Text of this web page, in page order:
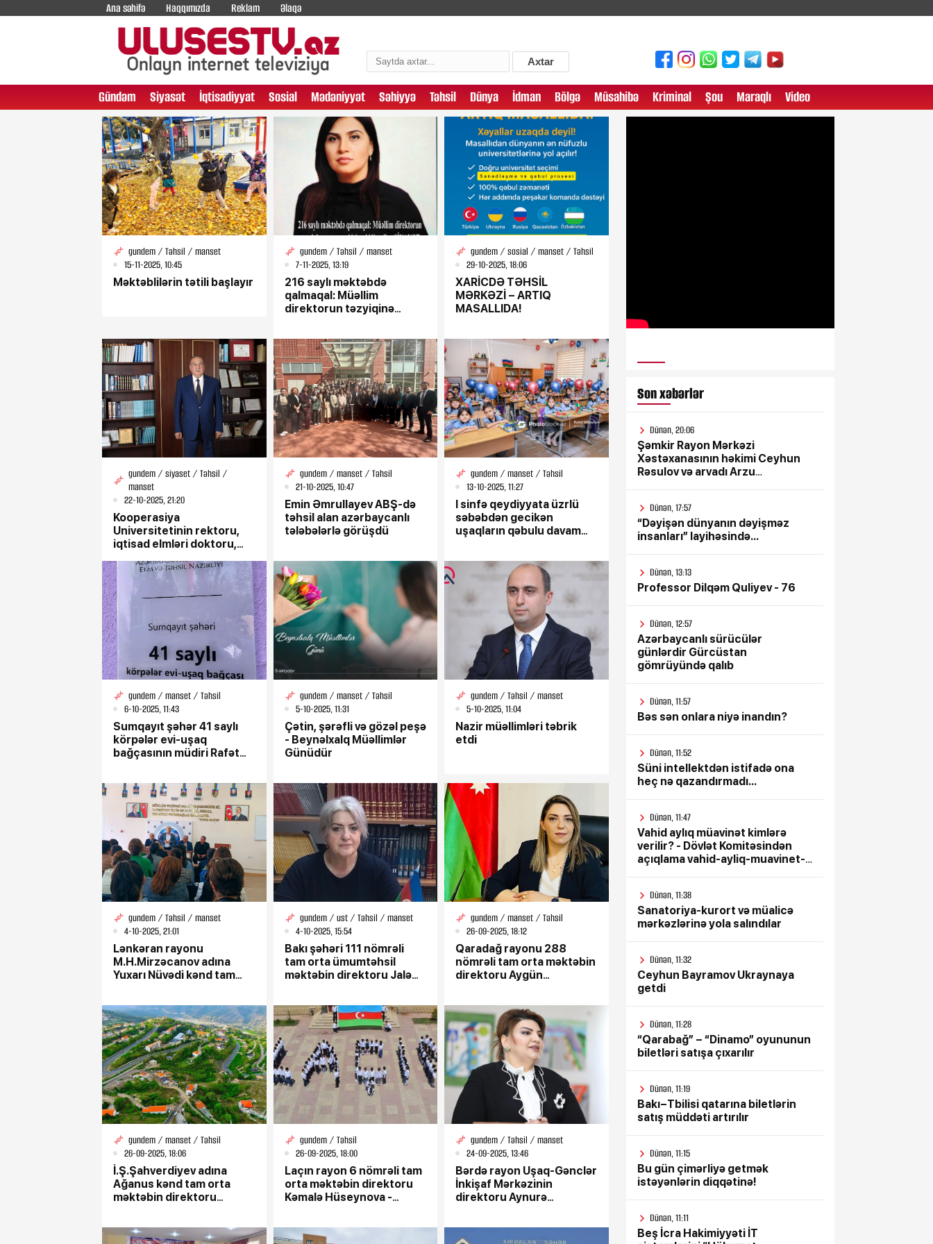
Ana səhifə Haqqımızda Reklam Əlaqə
Axtar
Gündəm Siyasət İqtisadiyyat Sosial Mədəniyyət Səhiyyə Təhsil Dünya İdman Bölgə Müsahibə Kriminal Şou Maraqlı Video
gundem / Təhsil / manset
15-11-2025, 10:45
Məktəblilərin tətili başlayır
gundem / Təhsil / manset
7-11-2025, 13:19
216 saylı məktəbdə
qalmaqal: Müəllim
direktorun təzyiqinə
gundem / sosial / manset / Təhsil
29-10-2025, 18:06
XARİCDƏ TƏHSİL
MƏRKƏZİ – ARTIQ
MASALLIDA!
gundem / siyaset / Təhsil /
manset
22-10-2025, 21:20
Kooperasiya
Universitetinin rektoru,
iqtisad elmləri doktoru,
“Çağdaş təhsilimizin
banisi Ulu Öndər Heydər
Əliyevdir”
gundem / manset / Təhsil
21-10-2025, 10:47
Emin Əmrullayev ABŞ-də
təhsil alan azərbaycanlı
tələbələrlə görüşdü
gundem / manset / Təhsil
13-10-2025, 11:27
I sinfə qeydiyyata üzrlü
səbəbdən gecikən
uşaqların qəbulu davam
gundem / manset / Təhsil
6-10-2025, 11:43
Sumqayıt şəhər 41 saylı
körpələr evi-uşaq
bağçasının müdiri Rafət
qayğıkeş rəhbər”
gundem / manset / Təhsil
5-10-2025, 11:31
Çətin, şərəfli və gözəl peşə
- Beynəlxalq Müəllimlər
Günüdür
gundem / Təhsil / manset
5-10-2025, 11:04
Nazir müəllimləri təbrik
etdi
gundem / Təhsil / manset
4-10-2025, 21:01
Lənkəran rayonu
M.H.Mirzəcanov adına
Yuxarı Nüvədi kənd tam
Günü münasibətilə tədbir
keçirilib
gundem / ust / Təhsil / manset
4-10-2025, 15:54
Bakı şəhəri 111 nömrəli
tam orta ümumtəhsil
məktəbin direktoru Jalə
gundem / manset / Təhsil
26-09-2025, 18:12
Qaradağ rayonu 288
nömrəli tam orta məktəbin
direktoru Aygün
gundem / manset / Təhsil
26-09-2025, 18:06
İ.Ş.Şahverdiyev adına
Ağanus kənd tam orta
məktəbin direktoru
və ziyalı qadın
gundem / Təhsil
26-09-2025, 18:00
Laçın rayon 6 nömrəli tam
orta məktəbin direktoru
Kəmalə Hüseynova -
gundem / Təhsil / manset
24-09-2025, 13:46
Bərdə rayon Uşaq-Gənclər
İnkişaf Mərkəzinin
direktoru Aynurə
ömür”
Son xəbərlər
Dünən, 20:06
Şəmkir Rayon Mərkəzi
Xəstəxanasının həkimi Ceyhun
Rəsulov və arvadı Arzu
ölümü ilə bağlı Şəmkir rayon
prokrurluğunda araşdırma
aparılır
Dünən, 17:57
“Dəyişən dünyanın dəyişməz
insanları” layihəsində...
Dünən, 13:13
Professor Dilqəm Quliyev - 76
Dünən, 12:57
Azərbaycanlı sürücülər
günlərdir Gürcüstan
gömrüyündə qalıb
Dünən, 11:57
Bəs sən onlara niyə inandın?
Dünən, 11:52
Süni intellektdən istifadə ona
heç nə qazandırmadı...
Dünən, 11:47
Vahid aylıq müavinət kimlərə
verilir? - Dövlət Komitəsindən
açıqlama vahid-ayliq-muavinet-
Dünən, 11:38
Sanatoriya-kurort və müalicə
mərkəzlərinə yola salındılar
Dünən, 11:32
Ceyhun Bayramov Ukraynaya
getdi
Dünən, 11:28
“Qarabağ” – “Dinamo” oyununun
biletləri satışa çıxarılır
Dünən, 11:19
Bakı–Tbilisi qatarına biletlərin
satış müddəti artırılır
Dünən, 11:15
Bu gün çimərliyə getmək
istəyənlərin diqqətinə!
Dünən, 11:11
Beş İcra Hakimiyyəti İT